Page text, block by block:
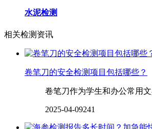
水泥检测
相关检测资讯
卷笔刀的安全检测项目包括哪些？
卷笔刀作为学生和办公常用文
2025-04-09241